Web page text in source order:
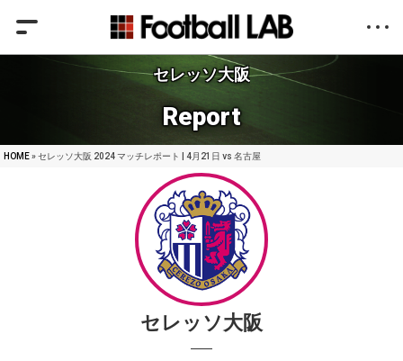
セレッソ大阪
Report
HOME» セレッソ大阪 2024 マッチレポート | 4月21日 vs 名古屋
セレッソ大阪